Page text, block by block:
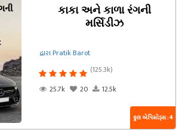
કાકા અને કાળા રંગની
મર્સિડીઝ
દ્વારા Pratik Barot
(125.3k)
25.7k
20 12.5k
કુલ એપિસોડ્સ : 4